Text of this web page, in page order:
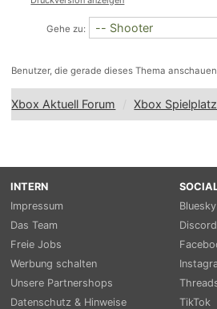
Gehe zu:
Benutzer, die gerade dieses Thema
Xbox Aktuell Forum Xbox Spielplatz
INTERN
Impressum
Das Team
Freie Jobs
Werbung schalten
Unsere Partnershops
Datenschutz & Hinweise
Bluesky
Discord
TikTok